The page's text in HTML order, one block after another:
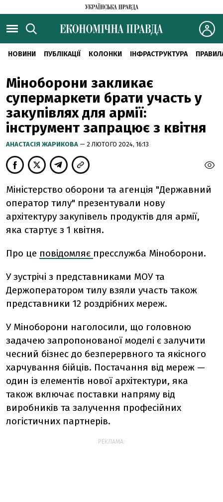
НОВИНИ ПУБЛІКАЦІЇ КОЛОНКИ ІНФРАСТРУКТУРА
Міноборони закликає
супермаркети брати участь у
закупівлях для армії:
інструмент запрацює з квітня
АНАСТАСІЯ ЖАРИКОВА — 2 ЛЮТОГО 2024, 16:13
Міністерство оборони та агенція "Державний
оператор тилу" презентували нову
архітектуру закупівель продуктів для армії,
яка стартує з 1 квітня.
Про це повідомляє пресслужба Міноборони.
У зустрічі з представниками МОУ та
Держоператором тилу взяли участь також
представники 12 роздрібних мереж.
У Міноборони наголосили, що головною
задачею запропонованої моделі є залучити
чесний бізнес до безперервного та якісного
харчування бійців. Постачання від мереж —
один із елементів нової архітектури, яка
також включає поставки напряму від
виробників та залучення професійних
логістичних партнерів.
РЕКЛАМА: